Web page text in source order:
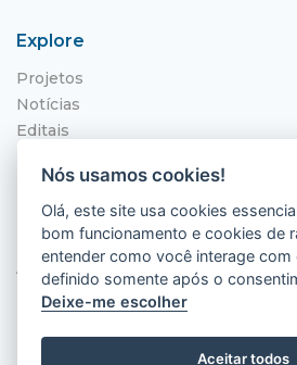
Explore
Projetos
Notícias
Editais
Localização
Hospital Universitário Onofre Lopes -
Av. Nilo Peçanha, 620 - Petrópolis
Natal - RN, 59012-300
Nós usamos cookies!
Olá, este site usa cookies
bom funcionamento e cookies de
entender como você interage com
definido somente após o
Deixe-me escolher
Aceitar todos